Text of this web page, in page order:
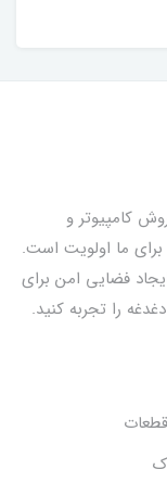
97 در عرصه‌ی فروش کامپیوتر و
ما اولویت است.
فضایی امن برای
را تجربه کنید.